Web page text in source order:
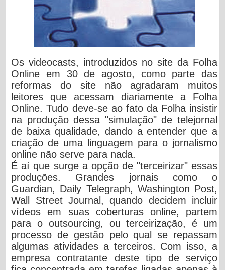
Os videocasts, introduzidos no site da Folha
Online em 30 de agosto, como parte das
reformas do site não agradaram muitos
leitores que acessam diariamente a Folha
Online. Tudo deve-se ao fato da Folha insistir
na produção dessa "simulação" de telejornal
de baixa qualidade, dando a entender que a
criação de uma linguagem para o jornalismo
online não serve para nada.
É aí que surge a opção de "terceirizar" essas
produções. Grandes jornais como o
Guardian, Daily Telegraph, Washington Post,
Wall Street Journal, quando decidem incluir
vídeos em suas coberturas online, partem
para o outsourcing, ou terceirização, é um
processo de gestão pelo qual se repassam
algumas atividades a terceiros. Com isso, a
empresa contratante deste tipo de serviço